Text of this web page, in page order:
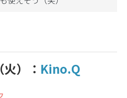
）： Kino.Q